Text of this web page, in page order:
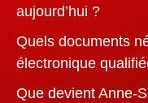
aujourd’hui ?
Quels documents
électronique
Que devient Anne-